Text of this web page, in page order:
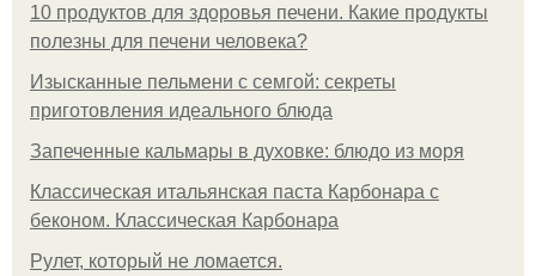
10 продуктов для здоровья печени. Какие продукты
полезны для печени человека?
Изысканные пельмени с семгой: секреты
приготовления идеального блюда
Запеченные кальмары в духовке: блюдо из моря
Классическая итальянская паста Карбонара с
беконом. Классическая Карбонара
Рулет, который не ломается.